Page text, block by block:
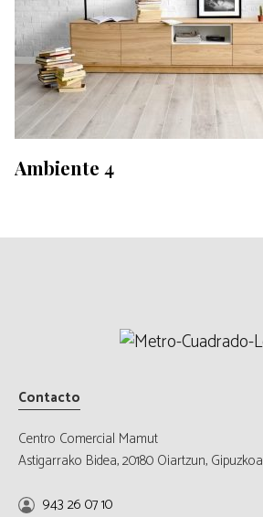
Ambiente 4
Contacto
Centro Comercial Mamut
Astigarrako Bidea, 20180 Oiartzun, Gipuzkoa
943 26 07 10